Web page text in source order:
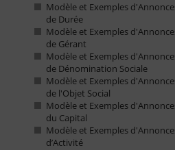
Modèle et Exemples
de Durée
Modèle et Exemples
de Gérant
Modèle et Exemples
de Dénomination Sociale
Modèle et Exemples
de l'Objet Social
Modèle et Exemples
du Capital
Modèle et Exemples
d’Activité